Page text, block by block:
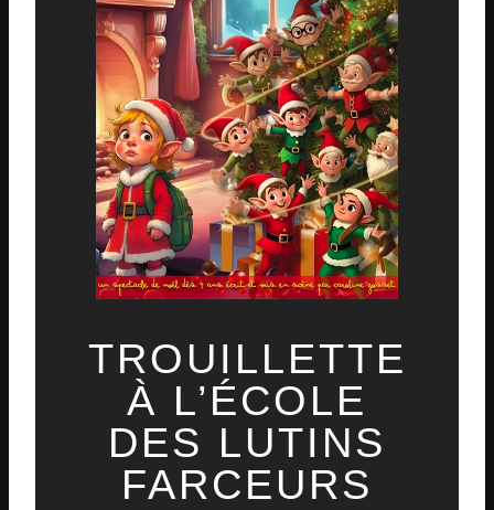
TROUILLETTE
À L’ÉCOLE
DES LUTINS
FARCEURS